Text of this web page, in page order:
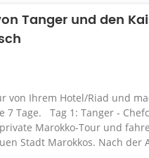
Tanger und den
von Ihrem Hotel/Riad und
Tage. Tag 1: Tanger -
Marokko-Tour und
Stadt Marokkos. Nach der